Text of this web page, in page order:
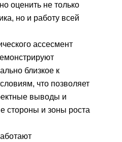
оценить не только
но и работу всей
ассесмент
близкое к
что позволяет
выводы и
стороны и зоны роста